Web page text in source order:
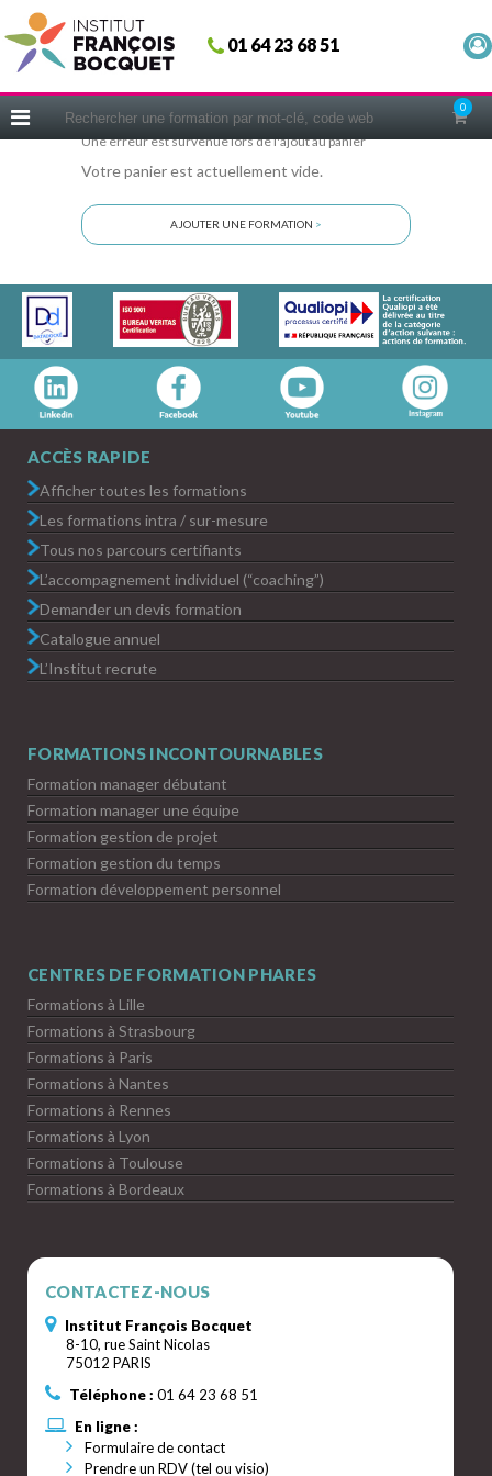
01 64 23 68 51
0
Fermer
ACCUEIL
CERIFICATIONS
INTRAS | SUR-MESURE
COACHING
NOUS CONNAÎTRE
CONSEILS MICRO-COACHING
PODCAST
WEBINAIRES
Une erreur est survenue lors de l'ajout au panier
Votre panier est actuellement vide.
AJOUTER UNE FORMATION >
ACCÈS RAPIDE
Afficher toutes les formations
Les formations intra / sur-mesure
Tous nos parcours certifiants
L’accompagnement individuel (“coaching”)
Demander un devis formation
Catalogue annuel
L’Institut recrute
FORMATIONS INCONTOURNABLES
Formation manager débutant
Formation manager une équipe
Formation gestion de projet
Formation gestion du temps
Formation développement personnel
CENTRES DE FORMATION PHARES
Formations à Lille
Formations à Strasbourg
Formations à Paris
Formations à Nantes
Formations à Rennes
Formations à Lyon
Formations à Toulouse
Formations à Bordeaux
CONTACTEZ-NOUS
Institut François Bocquet
8-10, rue Saint Nicolas
75012 PARIS
Téléphone : 01 64 23 68 51
En ligne :
Formulaire de contact
Prendre un RDV (tel ou visio)